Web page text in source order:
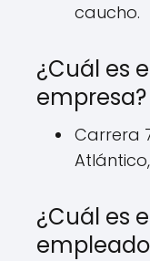
caucho.
¿Cuál es
empresa?
Carrera
¿Cuál es